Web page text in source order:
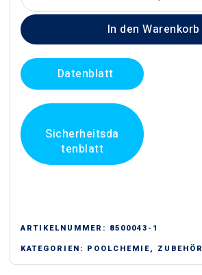
Chlorlilong
Power
-
Tabletten
1,25kg
Menge
In den Warenkorb
Datenblatt
Sicherheitsda
tenblatt
ARTIKELNUMMER: 8500043-1
KATEGORIEN: POOLCHEMIE, ZUBEHÖR